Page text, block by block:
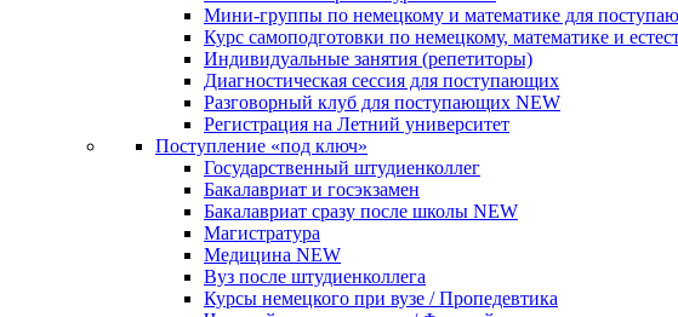
Мини-группы по немецкому и математике для
Курс самоподготовки по немецкому, математике и
Индивидуальные занятия (репетиторы)
Диагностическая сессия для поступающих
Разговорный клуб для поступающих NEW
Регистрация на Летний университет
Поступление «под ключ»
Государственный штудиенколлег
Бакалавриат и госэкзамен
Бакалавриат сразу после школы NEW
Магистратура
Медицина NEW
Вуз после штудиенколлега
Курсы немецкого при вузе / Пропедевтика